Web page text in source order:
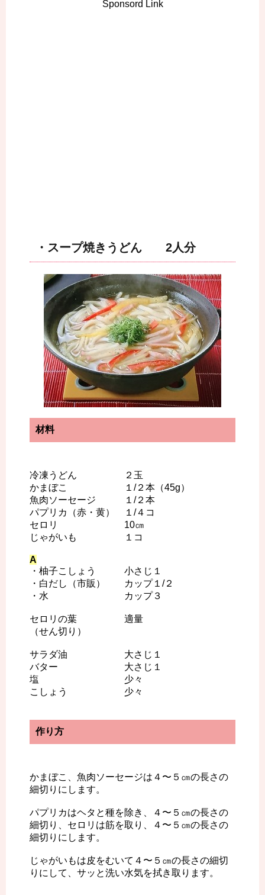
Sponsord Link
・スープ焼きうどん 2人分
材料
冷凍うどん ２玉
かまぼこ １/２本（45g）
魚肉ソーセージ １/２本
パプリカ（赤・黄） １/４コ
セロリ 10㎝
じゃがいも １コ
A
・柚子こしょう 小さじ１
・白だし（市販） カップ１/２
・水 カップ３
セロリの葉 適量
（せん切り）
サラダ油 大さじ１
バター 大さじ１
塩 少々
こしょう 少々
作り方
かまぼこ、魚肉ソーセージは４〜５㎝の長さの
細切りにします。
パプリカはヘタと種を除き、４〜５㎝の長さの
細切り、セロリは筋を取り、４〜５㎝の長さの
細切りにします。
じゃがいもは皮をむいて４〜５㎝の長さの細切
りにして、サッと洗い水気を拭き取ります。